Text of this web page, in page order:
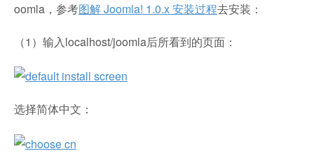
oomla，参考图解 Joomla! 1.0.x 安装过程去安装：
（1）输入localhost/joomla后所看到的页面：
选择简体中文：